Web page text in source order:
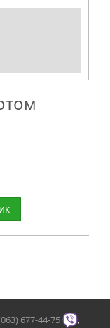
677-44-75 ,